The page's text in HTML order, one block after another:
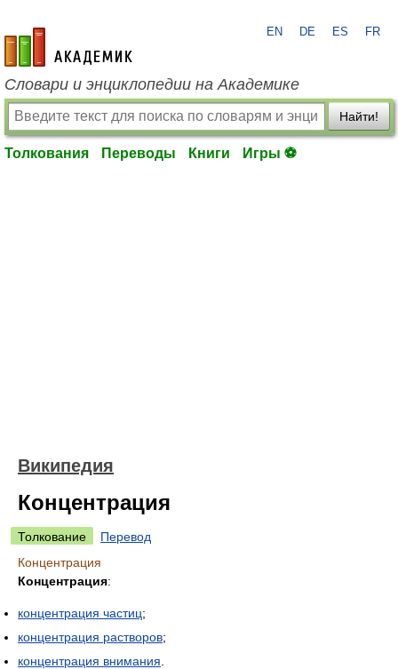
academic.ru
EN DE ES FR
Словари и энциклопедии на Академике
Найти!
Толкования Переводы Книги Игры ⚽
Википедия
Концентрация
Толкование
Перевод
Концентрация
Концентрация:
концентрация частиц;
концентрация растворов;
концентрация внимания